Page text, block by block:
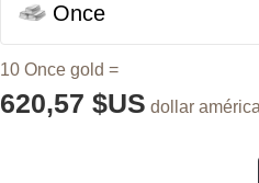
Once
10 Once gold =
620,57 $US dollar